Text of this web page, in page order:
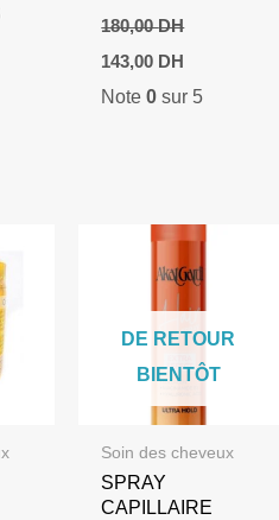
180,00DH
Le
prix
initial
143,00 DH
actuel
Note0 sur 5
DE RETOUR
BIENTÔT
Soin des cheveux
SPRAY
CAPILLAIRE